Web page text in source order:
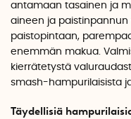
antamaan tasainen ja
aineen ja
paistopintaan,
enemmän makua.
kierrätetystä
smash-hampurilaisista
Täydellisiä